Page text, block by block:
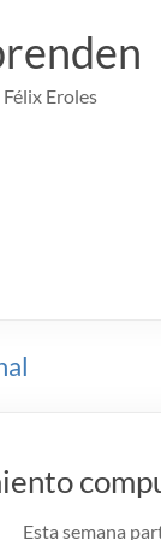
Eroles
Esta semana